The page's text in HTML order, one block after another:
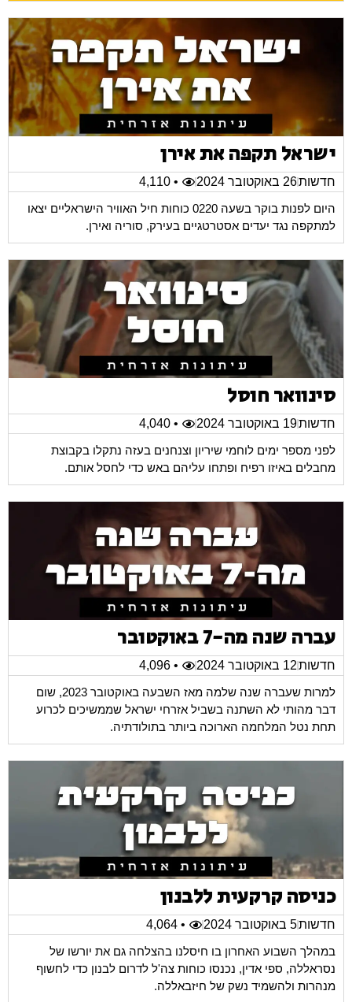
ישראל תקפה את אירן
חדשות26 באוקטובר 2024
• 4,110
היום לפנות בוקר בשעה 0220 כוחות חיל האוויר הישראליים יצאו
למתקפה נגד יעדים אסטרטגיים בעירק, סוריה ואירן.
סינוואר חוסל
חדשות19 באוקטובר 2024
• 4,040
לפני מספר ימים לוחמי שיריון וצנחנים בעזה נתקלו בקבוצת
מחבלים באיזו רפיח ופתחו עליהם באש כדי לחסל אותם.
עברה שנה מה-7 באוקטובר
חדשות12 באוקטובר 2024
• 4,096
למרות שעברה שנה שלמה מאז השבעה באוקטובר 2023, שום
דבר מהותי לא השתנה בשביל אזרחי ישראל שממשיכים לכרוע
תחת נטל המלחמה הארוכה ביותר בתולודתיה.
כניסה קרקעית ללבנון
חדשות5 באוקטובר 2024
• 4,064
במהלך השבוע האחרון בו חיסלנו בהצלחה גם את יורשו של
נסראללה, ספי אדין, נכנסו כוחות צה'ל לדרום לבנון כדי לחשוף
מנהרות ולהשמיד נשק של חיזבאללה.